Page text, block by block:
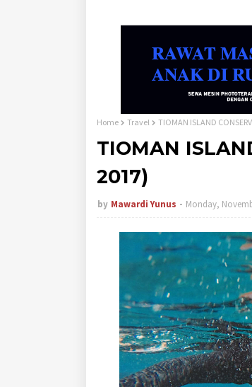
Home Travel TIOMAN ISLAND
TIOMAN
2017)
by Mawardi Yunus Monday,